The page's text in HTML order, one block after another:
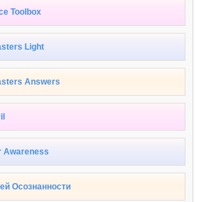
Toolbox
Light
Answers
Awareness
Осознанности